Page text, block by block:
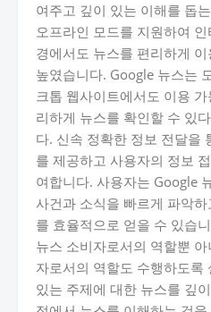
여주고 깊이 있는 이해를 돕
오프라인 모드를 지원하여
경에서도 뉴스를 편리하게
높였습니다. Google 뉴스는
크톱 웹사이트에서도 이용
리하게 뉴스를 확인할 수 있
다. 신속 정확한 정보 전달을
를 제공하고 사용자의 정보
여합니다. 사용자는 Google
사건과 소식을 빠르게 파악
를 효율적으로 얻을 수 있습
뉴스 소비자로서의 역할뿐
자로서의 역할도 수행하도록
있는 주제에 대한 뉴스를 깊